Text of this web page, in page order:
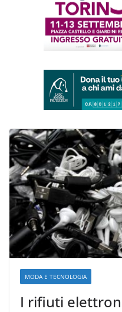
MODA E TECNOLOGIA
I rifiuti